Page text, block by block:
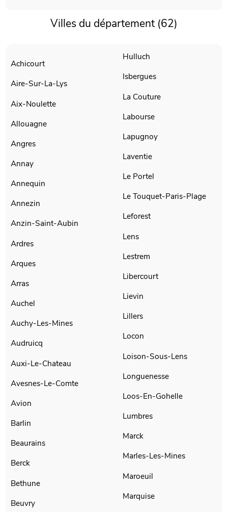
Villes du département (62)
Achicourt
Aire-Sur-La-Lys
Aix-Noulette
Allouagne
Angres
Annay
Annequin
Annezin
Anzin-Saint-Aubin
Ardres
Arques
Arras
Auchel
Auchy-Les-Mines
Audruicq
Auxi-Le-Chateau
Avesnes-Le-Comte
Avion
Barlin
Beaurains
Berck
Bethune
Beuvry
Hulluch
Isbergues
La Couture
Labourse
Lapugnoy
Laventie
Le Portel
Le Touquet-Paris-Plage
Leforest
Lens
Lestrem
Libercourt
Lievin
Lillers
Locon
Loison-Sous-Lens
Longuenesse
Loos-En-Gohelle
Lumbres
Marck
Marles-Les-Mines
Maroeuil
Marquise